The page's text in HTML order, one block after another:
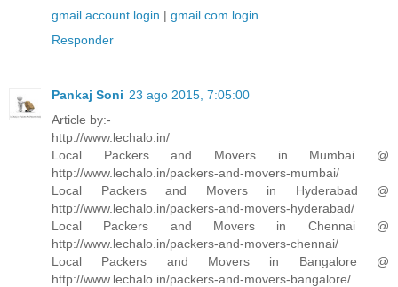
gmail account login | gmail.com login
Responder
Pankaj Soni 23 ago 2015, 7:05:00
Article by:-
http://www.lechalo.in/
Local Packers and Movers in Mumbai @
http://www.lechalo.in/packers-and-movers-mumbai/
Local Packers and Movers in Hyderabad @
http://www.lechalo.in/packers-and-movers-hyderabad/
Local Packers and Movers in Chennai @
http://www.lechalo.in/packers-and-movers-chennai/
Local Packers and Movers in Bangalore @
http://www.lechalo.in/packers-and-movers-bangalore/